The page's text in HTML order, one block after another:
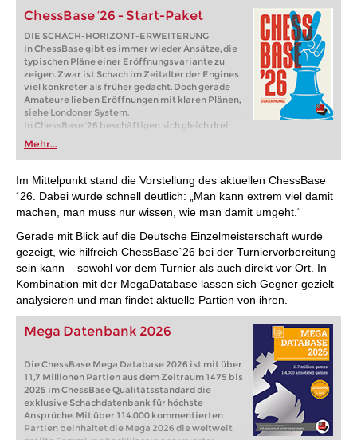
ChessBase ’26 - Start-Paket
DIE SCHACH-HORIZONT-ERWEITERUNG
In ChessBase gibt es immer wieder Ansätze, die
typischen Pläne einer Eröffnungsvariante zu
zeigen. Zwar ist Schach im Zeitalter der Engines
viel konkreter als früher gedacht. Doch gerade
Amateure lieben Eröffnungen mit klaren Plänen,
siehe Londoner System.
In ChessBase ’26 beschäftigen sich gleich drei
Funktionen mit der Darstellung von Plänen. Im
neuen Eröffnungsreport wird für jede wichtige
Variante untersucht, welche Figurenzüge oder
Bauernvorstöße darin wichtig sind. In der
Referenzsuche sieht man jetzt auf dem Brett, wo
die Figuren üblicherweise hingehen. Und startet
man die neue Monte-Carlo-Analyse, zeigt auch
Mehr...
Im Mittelpunkt stand die Vorstellung des aktuellen ChessBase
´26. Dabei wurde schnell deutlich: „Man kann extrem viel damit
machen, man muss nur wissen, wie man damit umgeht.“
Gerade mit Blick auf die Deutsche Einzelmeisterschaft wurde
gezeigt, wie hilfreich ChessBase´26 bei der Turniervorbereitung
sein kann – sowohl vor dem Turnier als auch direkt vor Ort. In
Kombination mit der MegaDatabase lassen sich Gegner gezielt
analysieren und man findet aktuelle Partien von ihren.
Mega Datenbank 2026
Die ChessBase Mega Database 2026 ist mit über
11,7 Millionen Partien aus dem Zeitraum 1475 bis
2025 im ChessBase Qualitätsstandard die
exklusive Schachdatenbank für höchste
Ansprüche. Mit über 114.000 kommentierten
Partien beinhaltet die Mega 2026 die weltweit